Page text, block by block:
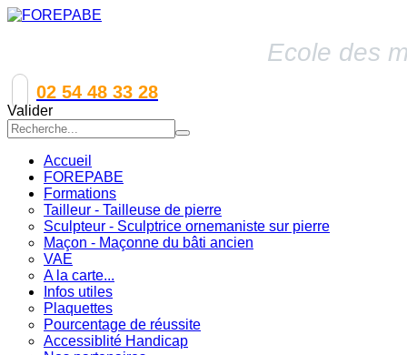
Ecole des
02 54 48 33 28
Valider
Accueil
FOREPABE
Formations
Tailleur - Tailleuse de pierre
Sculpteur - Sculptrice ornemaniste sur pierre
Maçon - Maçonne du bâti ancien
VAE
A la carte...
Infos utiles
Plaquettes
Pourcentage de réussite
Accessiblité Handicap